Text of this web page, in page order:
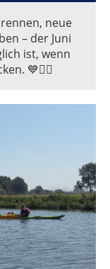
neue
– der Juni
ist, wenn
💙🚣‍♂️